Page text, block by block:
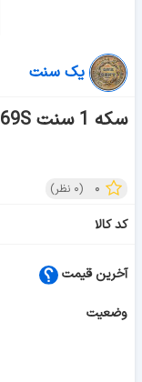
یک سنت
سکه 1 سنت 1969S لینکلن - MS62 - آمریکا
۰ (۰ نظر)
کد کالا
آخرین قیمت
وضعیت